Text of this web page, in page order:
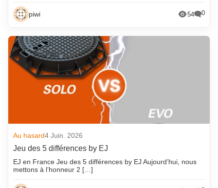
piwi 54 0
Au hasard4 Juin. 2026
Jeu des 5 différences by EJ
EJ en France Jeu des 5 différences by EJ Aujourd’hui, nous
mettons à l’honneur 2 […]